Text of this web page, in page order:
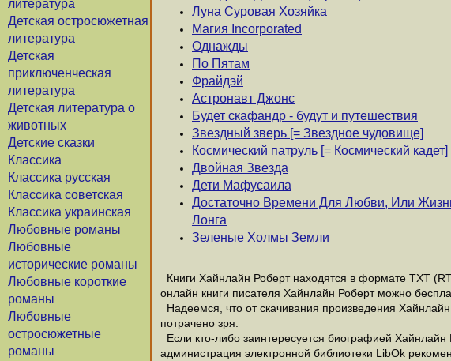
литература
Детская остросюжетная
литература
Детская
приключенческая
литература
Детская литература о
животных
Детские сказки
Классика
Классика русская
Классика советская
Классика украинская
Любовные романы
Любовные
исторические романы
Любовные короткие
романы
Любовные
остросюжетные
романы
Луна Суровая Хозяйка
Магия Incorporated
Однажды
По Пятам
Фрайдэй
Астронавт Джонс
Будет скафандр - будут и путешествия
Звездный зверь [= Звездное чудовище]
Космический патруль [= Космический кадет]
Двойная Звезда
Дети Мафусаила
Достаточно Времени Для Любви, Или
Лонга
Зеленые Холмы Земли
Книги Хайнлайн Роберт находятся в формате ТХТ
онлайн книги писателя Хайнлайн Роберт можно
Надеемся, что от скачивания произведения
потрачено зря.
Если кто-либо заинтересуется биографией
администрация электронной библиотеки LibOk